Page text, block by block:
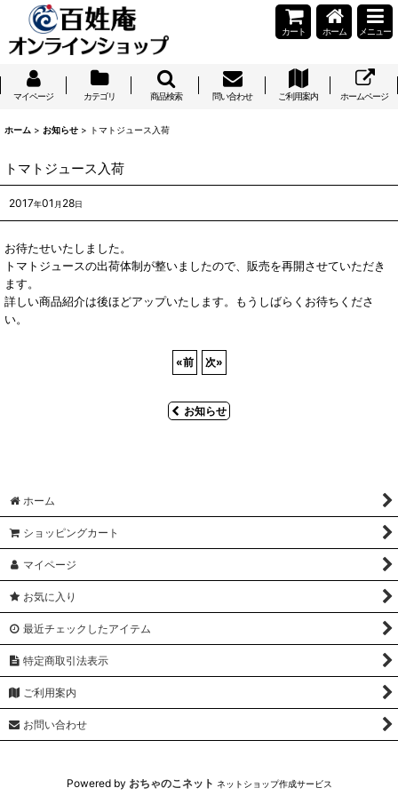
カート ホーム メニュー
マイページ カテゴリ 商品検索 問い合わせ ご利用案内 ホームページ
ホーム > お知らせ > トマトジュース入荷
トマトジュース入荷
2017年01 月 28日
お待たせいたしました。
トマトジュースの出荷体制が整いましたので、販売を再開させていただき
ます。
詳しい商品紹介は後ほどアップいたします。もうしばらくお待ちくださ
い。
«前 次»
お知らせ
ホーム
ショッピングカート
マイページ
お気に入り
最近チェックしたアイテム
特定商取引法表示
ご利用案内
お問い合わせ
Powered by おちゃのこネット ネットショップ作成サービス